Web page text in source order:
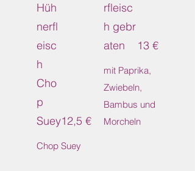
Hüh
nerfl
eisc
h
Cho
p
Suey
Chop Suey
12,5 €
rfleisc
h gebr
aten
mit Paprika,
Zwiebeln,
Bambus und
Morcheln
13 €